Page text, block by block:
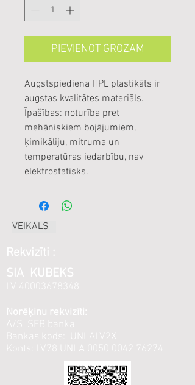
PIEVIENOT GROZAM
Augstspiediena HPL plastikāts ir
augstas kvalitātes materiāls.
Īpašības: noturība pret
mehāniskiem bojājumiem,
ķimikāliju, mitruma un
temperatūras iedarbību, nav
elektrostatisks.
VEIKALS
Rekvizīti :
SIA KUBEKS
LV 40003678348
Norēķinu rekvizīti:
A/S SEB banka
Bankas kods: UNLALV2X
Konts: LV78 UNLA
0050 0042 76274